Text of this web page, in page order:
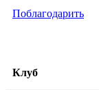
Поблагодарить
Клуб